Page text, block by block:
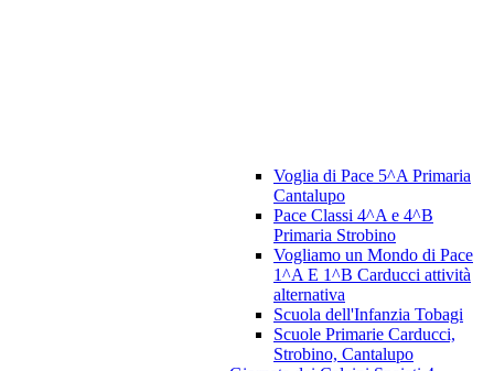
Voglia di Pace 5^A Primaria
Cantalupo
Pace Classi 4^A e 4^B
Primaria Strobino
Vogliamo un Mondo di Pace
1^A E 1^B Carducci attività
alternativa
Scuola dell'Infanzia Tobagi
Scuole Primarie Carducci,
Strobino, Cantalupo